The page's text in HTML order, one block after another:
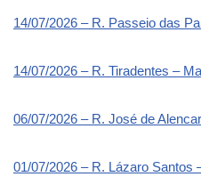
14/07/2026 – R. Passeio das
14/07/2026 – R. Tiradentes –
06/07/2026 – R. José de
01/07/2026 – R. Lázaro Santos